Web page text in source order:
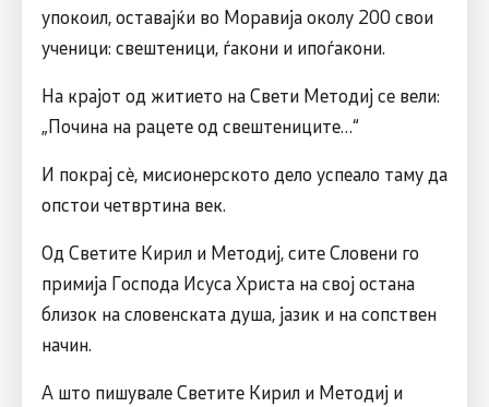
упокоил, оставајќи во Моравија околу 200 свои
ученици: свештеници, ѓакони и ипоѓакони.
На крајот од житието на Свети Методиј се вели:
„Почина на рацете од свештениците…“
И покрај сè, мисионерското дело успеало таму да
опстои четвртина век.
Од Светите Кирил и Методиј, сите Словени го
примија Господа Исуса Христа на свој остана
близок на словенската душа, јазик и на сопствен
начин.
А што пишувале Светите Кирил и Методиј и